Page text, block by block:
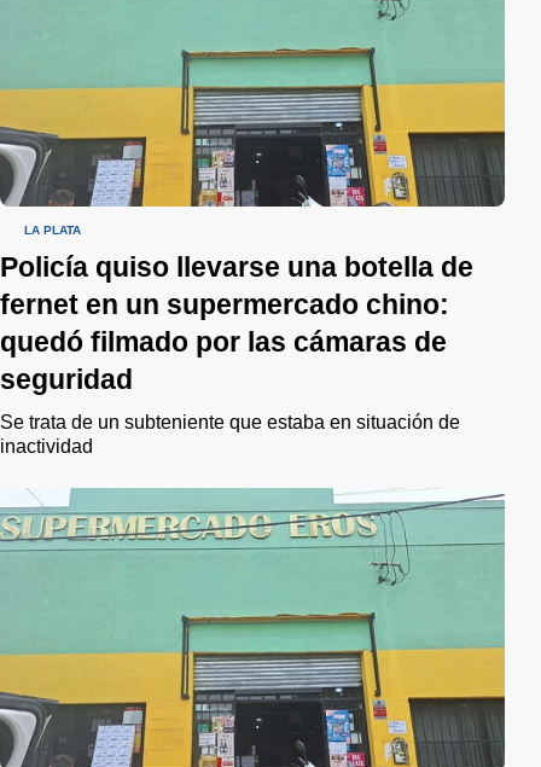
LA PLATA
Policía quiso llevarse una botella de
fernet en un supermercado chino:
quedó filmado por las cámaras de
seguridad
Se trata de un subteniente que estaba en situación de
inactividad